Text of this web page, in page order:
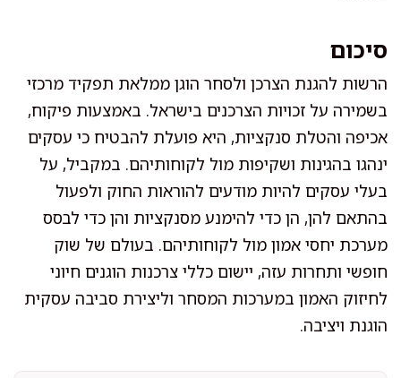
סיכום
הרשות להגנת הצרכן ולסחר הוגן ממלאת תפקיד מרכזי
בשמירה על זכויות הצרכנים בישראל. באמצעות פיקוח,
אכיפה והטלת סנקציות, היא פועלת להבטיח כי עסקים
ינהגו בהגינות ושקיפות מול לקוחותיהם. במקביל, על
בעלי עסקים להיות מודעים להוראות החוק ולפעול
בהתאם להן, הן כדי להימנע מסנקציות והן כדי לבסס
מערכת יחסי אמון מול לקוחותיהם. בעולם של שוק
חופשי ותחרות עזה, יישום כללי צרכנות הוגנים חיוני
לחיזוק האמון במערכות המסחר וליצירת סביבה עסקית
הוגנת ויציבה.